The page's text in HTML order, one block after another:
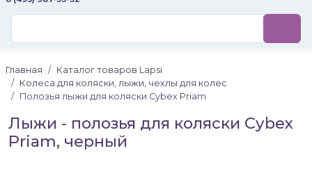
Главная
Каталог товаров Lapsi
Колеса для коляски, лыжи, чехлы для колес
Полозья лыжи для коляски Cybex Priam
Лыжи - полозья для коляски Cybex
Priam, черный